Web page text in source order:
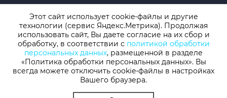
Телефон +7 (4932) 41-94-81
СМИ: Izvestno.ru. Реестровая запись 08.11.2019 серия ЭЛ № ФС 77 -
77192, зарегистрировано Роскомнадзором
Учредитель: БУ «Ивановские газеты». Главный редактор:
Этот сайт использует cookie-файлы и другие
технологии (сервис Яндекс.Метрика). Продолжая
использовать сайт, Вы даете согласие на их сбор и
обработку, в соответствии с политикой обработки
персональных данных, размещенной в разделе
«Политика обработки персональных данных». Вы
всегда можете отключить cookie-файлы в настройках
Вашего браузера.